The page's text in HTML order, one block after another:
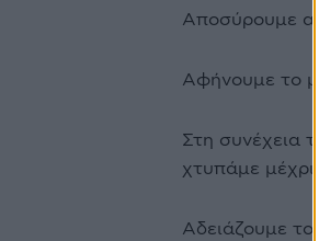
Αποσύρουμε
Αφήνουμε το
Στη συνέχεια
χτυπάμε
Αδειάζουμε το